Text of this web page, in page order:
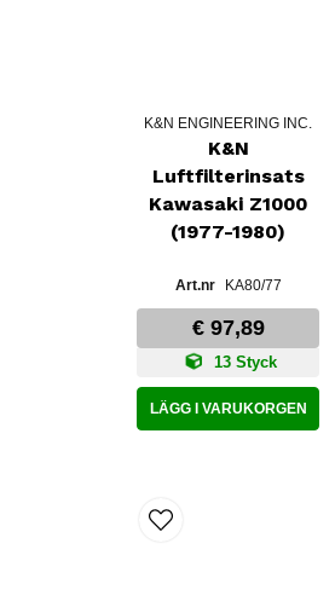
K&N ENGINEERING INC.
K&N
Luftfilterinsats
Kawasaki Z1000
(1977-1980)
KA80/77
€ 97,89
13 Styck
LÄGG I VARUKORGEN